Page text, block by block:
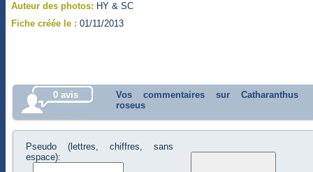
Auteur des photos: HY & SC
Fiche créée le : 01/11/2013
0 avis
Vos commentaires sur Catharanthus
roseus
Pseudo (lettres, chiffres, sans
espace):